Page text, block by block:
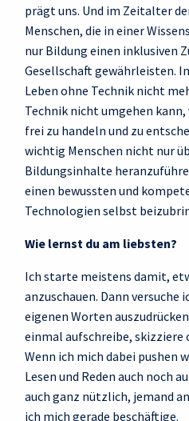
prägt uns. Und im Zeitalter
Menschen, die in einer
nur Bildung einen inklusiven
Gesellschaft gewährleisten.
Leben ohne Technik nicht
Technik nicht umgehen
frei zu handeln und zu
wichtig Menschen nicht nur
Bildungsinhalte
einen bewussten und
Technologien selbst
Wie lernst du am liebsten?
Ich starte meistens damit,
anzuschauen. Dann versuche
eigenen Worten
einmal aufschreibe, skizziere
Wenn ich mich dabei pushen
Lesen und Reden auch noch
auch ganz nützlich, jemand
ich mich gerade beschäftige.